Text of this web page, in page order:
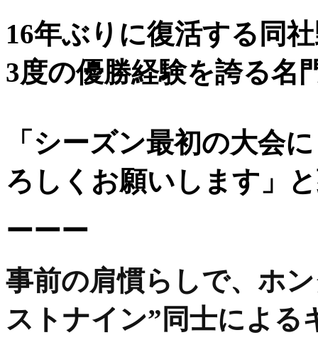
16年ぶりに復活する同
3度の優勝経験を誇る名
「シーズン最初の大会
ろしくお願いします」
ーーー
事前の肩慣らしで、ホ
ストナイン”同士による